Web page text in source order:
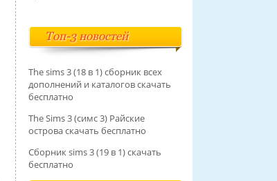
Топ-3 новостей
The sims 3 (18 в 1) сборник всех
дополнений и каталогов скачать
бесплатно
The Sims 3 (симс 3) Райские
острова скачать бесплатно
Сборник sims 3 (19 в 1) скачать
бесплатно